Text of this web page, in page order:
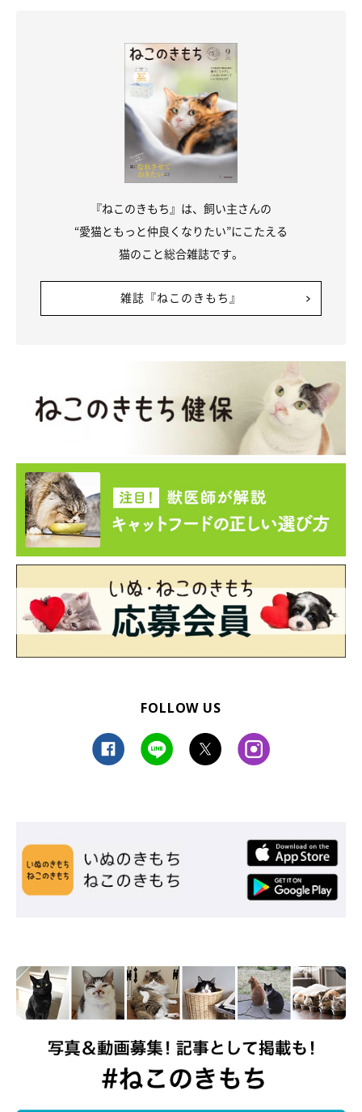
猫は人よりもずっと聴力がいいので、人が不快に感じる音をより
が、突発的な雷や花火などにはしばらく身動きがとれなくなるこ
とがあります。
そのほか、掃除機やドライヤーなど、音に加えて動くもの、来客
が苦手な猫には悪いことが起きる合図となる玄関のチャイムなど
もストレスになることがあります。猫をあらかじめ別の場所に移
窓の外にノラ猫が見える、1匹飼いが長かったところに新しい猫
を迎える、体力が落ちた高齢猫のいる家に遊び盛りの子猫を迎え
『ねこのきもち』は、飼い主さんの
“愛猫ともっと仲良くなりたい”にこたえる
猫のこと総合雑誌です。
雑誌『ねこのきもち』
FOLLOW US